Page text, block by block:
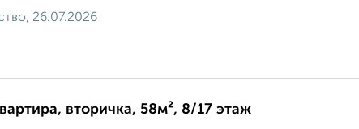
26.07.2026
вторичка, 58м², 8/17 этаж